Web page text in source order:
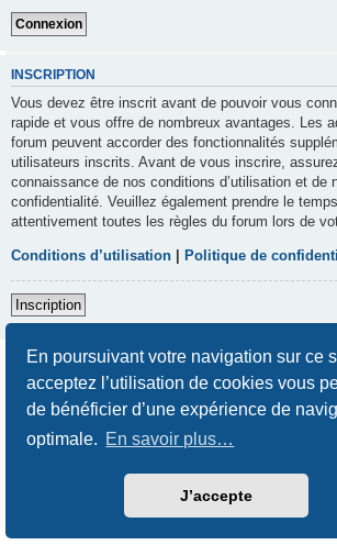
En poursuivant votre navigation sur ce
acceptez l’utilisation de cookies vous
de bénéficier d’une expérience de
optimale. En savoir plus…
J’accepte
INSCRIPTION
Vous devez être inscrit avant de pouvoir vous
rapide et vous offre de nombreux avantages. Les
forum peuvent accorder des fonctionnalités
utilisateurs inscrits. Avant de vous inscrire,
connaissance de nos conditions d’utilisation et de
confidentialité. Veuillez également prendre le
attentivement toutes les règles du forum lors de
Conditions d’utilisation Politique de
Inscription
Développé par phpBB® Forum Software ©
Traduction française officielle
Prosilver New Edition
Confidentialité|Conditions